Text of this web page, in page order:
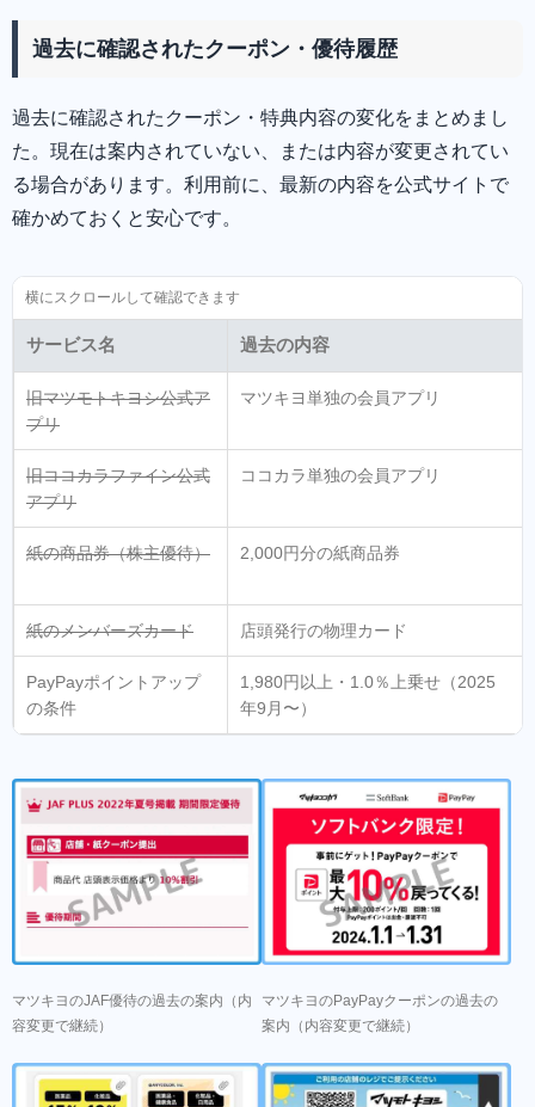
過去に確認されたクーポン・優待履歴
過去に確認されたクーポン・特典内容の変化をまとめまし
た。現在は案内されていない、または内容が変更されてい
る場合があります。利用前に、最新の内容を公式サイトで
確かめておくと安心です。
サービス名 過去の内容
旧マツモトキヨシ公式ア
プリ
マツキヨ単独の会員アプリ
旧ココカラファイン公式
アプリ
ココカラ単独の会員アプリ
紙の商品券（株主優待） 2,000円分の紙商品券
紙のメンバーズカード 店頭発行の物理カード
PayPayポイントアップ
の条件
1,980円以上・1.0％上乗せ（2025
年9月〜）
マツキヨのJAF優待の過去の案内（内
容変更で継続）
マツキヨのPayPayクーポンの過去の
案内（内容変更で継続）